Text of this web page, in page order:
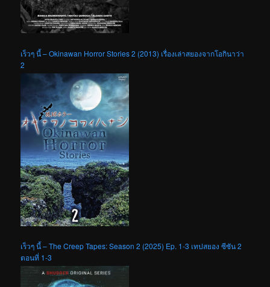
เร็วๆ นี้ – Okinawan Horror Stories 2 (2013) เรื่องเล่าสยองจากโอกินาว่า
2
เร็วๆ นี้ – The Creep Tapes: Season 2 (2025) Ep. 1-3 เทปสยอง ซีซัน 2
ตอนที่ 1-3